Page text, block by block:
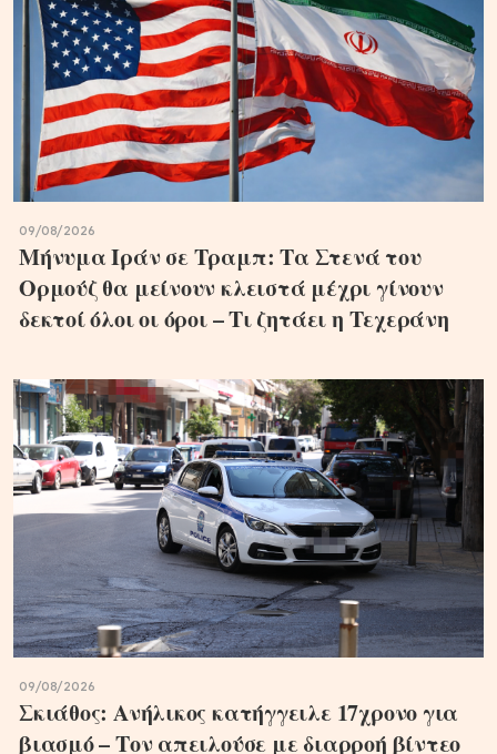
09/08/2026
Μήνυμα Ιράν σε Τραμπ: Τα Στενά του
Ορμούζ θα μείνουν κλειστά μέχρι γίνουν
δεκτοί όλοι οι όροι – Τι ζητάει η Τεχεράνη
09/08/2026
Σκιάθος: Ανήλικος κατήγγειλε 17χρονο για
βιασμό – Τον απειλούσε με διαρροή βίντεο